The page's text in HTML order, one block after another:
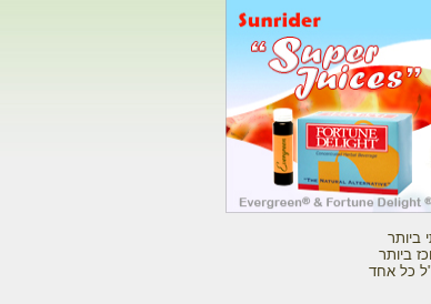
ביותר
ביותר